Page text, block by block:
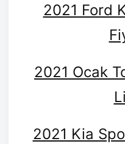
2021 Ford
2021 Ocak
2021 Kia